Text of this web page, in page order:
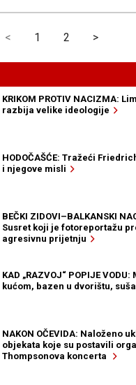
< 1 2 >
KRIKOM PROTIV NACIZMA:
razbija velike ideologije
HODOČAŠĆE: Tražeći
i njegove misli
BEČKI ZIDOVI–BALKANSKI
Susret koji je fotoreportažu
agresivnu prijetnju
KAD „RAZVOJ“ POPIJE
kućom, bazen u dvorištu,
NAKON OČEVIDA: Naloženo
objekata koje su postavili
Thompsonova koncerta